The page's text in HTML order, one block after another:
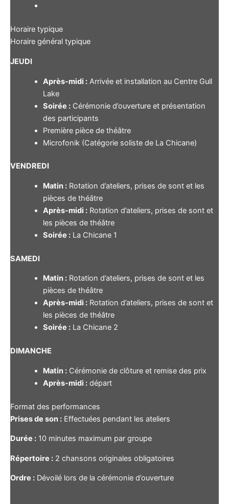
Horaire typique
Horaire général typique
JEUDI
Après-midi :Arrivée et installation au Centre Gull
Lake
Soirée :Cérémonie d’ouverture et présentation
des participants
Première pièce de théâtre
Microfonik (Catégorie soliste de La Chicane)
VENDREDI
Matin :Rotation d’ateliers, prises de sont et les
pièces de théâtre
Après-midi :Rotation d’ateliers, prises de sont et
les pièces de théâtre
Soirée :La Chicane 1
SAMEDI
Matin :Rotation d’ateliers, prises de sont et les
pièces de théâtre
Après-midi :Rotation d’ateliers, prises de sont et
les pièces de théâtre
Soirée :La Chicane 2
DIMANCHE
Matin :Cérémonie de clôture et remise des prix
Après-midi :départ
Format des performances
Prises de son : Effectuées pendant les ateliers
Durée : 10 minutes maximum par groupe
Répertoire : 2 chansons originales obligatoires
Ordre : Dévoilé lors de la cérémonie d’ouverture